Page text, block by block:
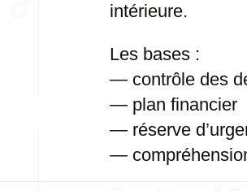
intérieure.
Les bases :
— contrôle des
— plan financier
— réserve
—